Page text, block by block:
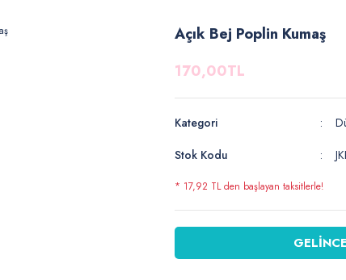
Açık Bej Poplin Kumaş
170,00TL
Kategori
Stok Kodu
* 17,92 TL den başlayan taksitlerle!